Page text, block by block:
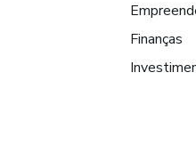
Finanças